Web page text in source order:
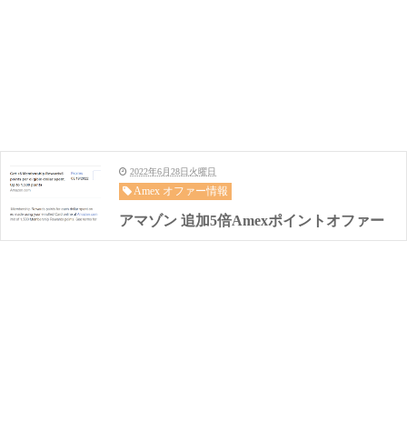
2022年6月28日火曜日
Amex オファー情報
アマゾン 追加5倍Amexポイントオファー